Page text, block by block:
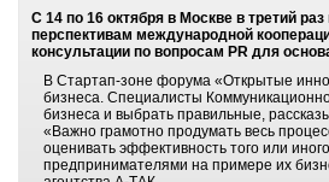
С 14 по 16 октября в Москве в третий
перспективам международной
консультации по вопросам PR для
В Стартап-зоне форума «Открытые
бизнеса. Специалисты
бизнеса и выбрать правильные,
«Важно грамотно продумать весь
оценивать эффективность того или
предпринимателями на примере их